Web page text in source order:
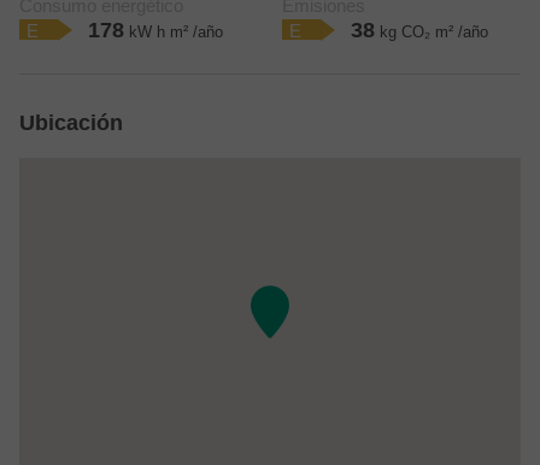
E
178 kW h m² /año
E
38 kg CO₂ m² /año
Ubicación